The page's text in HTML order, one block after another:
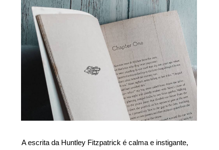
A escrita da Huntley Fitzpatrick é calma e instigante,